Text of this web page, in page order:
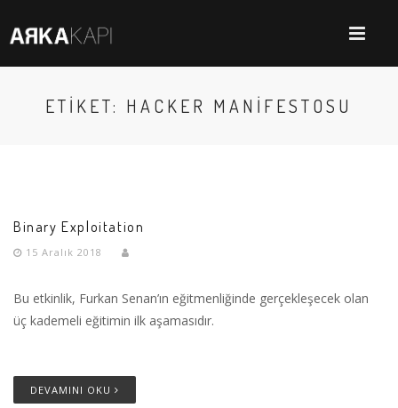
ETIKET: HACKER MANIFESTOSU
Binary Exploitation
15 Aralık 2018
Bu etkinlik, Furkan Senan’ın eğitmenliğinde gerçekleşecek olan
üç kademeli eğitimin ilk aşamasıdır.
DEVAMINI OKU